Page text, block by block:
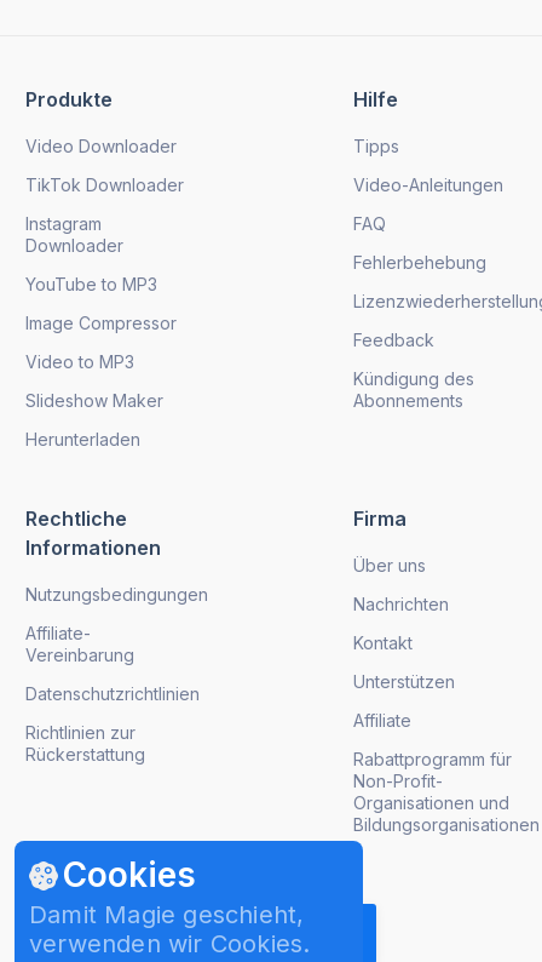
Cookies
Damit Magie geschieht,
verwenden wir Cookies.
Produkte
Video Downloader
TikTok Downloader
Instagram
Downloader
YouTube to MP3
Image Compressor
Video to MP3
Slideshow Maker
Herunterladen
Hilfe
Tipps
Video-Anleitungen
FAQ
Fehlerbehebung
Feedback
Kündigung des
Abonnements
Rechtliche
Informationen
Nutzungsbedingungen
Affiliate-
Vereinbarung
Datenschutzrichtlinien
Richtlinien zur
Rückerstattung
Firma
Über uns
Nachrichten
Kontakt
Unterstützen
Affiliate
Rabattprogramm für
Non-Profit-
Organisationen und
Bildungsorganisationen
Produktaktualisierungen abrufen